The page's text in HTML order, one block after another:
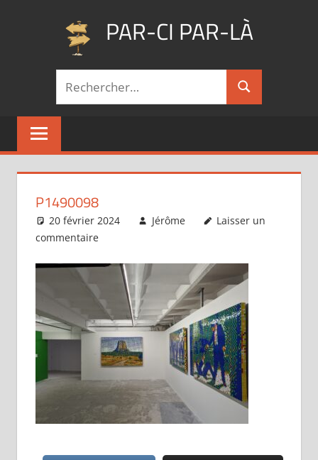
PAR-CI PAR-LÀ
mes
pérégrinations
Recherche
Rechercher
P1490098
20 février 2024 Jérôme
Laisser un
commentaire